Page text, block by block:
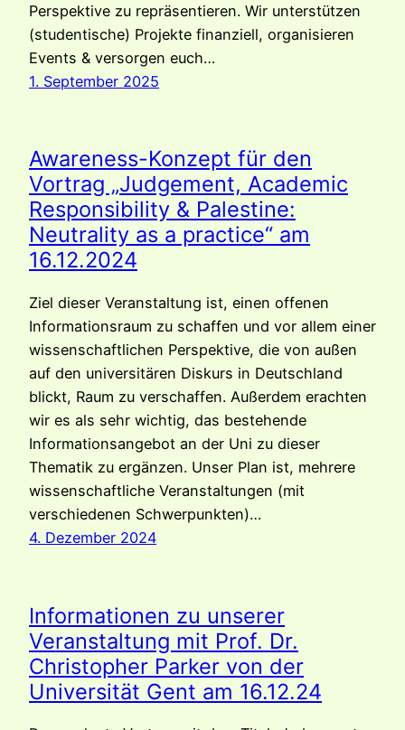
Perspektive zu repräsentieren. Wir unterstützen
(studentische) Projekte finanziell, organisieren
Events & versorgen euch…
1. September 2025
Awareness-Konzept für den
Vortrag „Judgement, Academic
Responsibility & Palestine:
Neutrality as a practice“ am
16.12.2024
Ziel dieser Veranstaltung ist, einen offenen
Informationsraum zu schaffen und vor allem einer
wissenschaftlichen Perspektive, die von außen
auf den universitären Diskurs in Deutschland
blickt, Raum zu verschaffen. Außerdem erachten
wir es als sehr wichtig, das bestehende
Informationsangebot an der Uni zu dieser
Thematik zu ergänzen. Unser Plan ist, mehrere
wissenschaftliche Veranstaltungen (mit
verschiedenen Schwerpunkten)…
4. Dezember 2024
Informationen zu unserer
Veranstaltung mit Prof. Dr.
Christopher Parker von der
Universität Gent am 16.12.24